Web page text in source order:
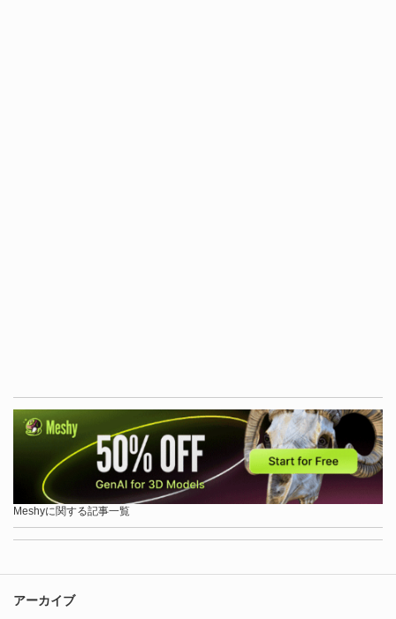
Meshyに関する記事一覧
アーカイブ